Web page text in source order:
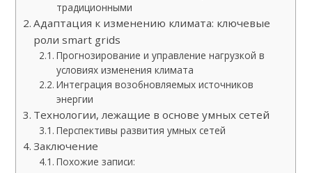
традиционными
Адаптация к изменению климата: ключевые
роли smart grids
Прогнозирование и управление нагрузкой в
условиях изменения климата
Интеграция возобновляемых источников
энергии
Технологии, лежащие в основе умных сетей
Перспективы развития умных сетей
Заключение
Похожие записи: